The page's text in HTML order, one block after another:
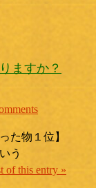
ますか？
た物１位】
う
of this entry »